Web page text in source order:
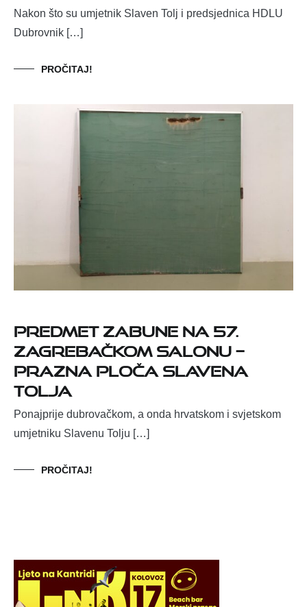
Nakon što su umjetnik Slaven Tolj i predsjednica HDLU
Dubrovnik […]
PROČITAJ!
Predmet zabune na 57.
zagrebačkom salonu –
prazna ploča Slavena
Tolja
Ponajprije dubrovačkom, a onda hrvatskom i svjetskom
umjetniku Slavenu Tolju […]
PROČITAJ!